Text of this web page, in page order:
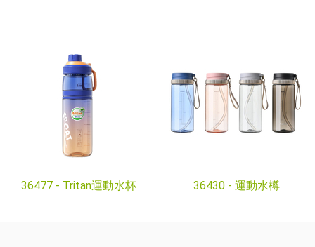
36477 - Tritan運動水杯 36430 - 運動水樽